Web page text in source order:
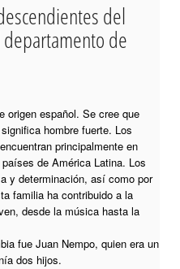
del
de
origen español. Se cree que
hombre fuerte. Los
principalmente en
de América Latina. Los
y determinación, así como por
familia ha contribuido a la
desde la música hasta la
fue Juan Nempo, quien era un
dos hijos.